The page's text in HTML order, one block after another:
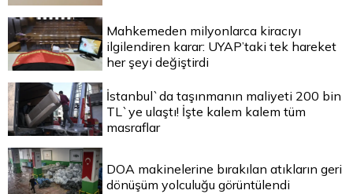
Mahkemeden milyonlarca kiracıyı
ilgilendiren karar: UYAP’taki tek hareket
her şeyi değiştirdi
İstanbul`da taşınmanın maliyeti 200 bin
TL`ye ulaştı! İşte kalem kalem tüm
masraflar
DOA makinelerine bırakılan atıkların geri
dönüşüm yolculuğu görüntülendi